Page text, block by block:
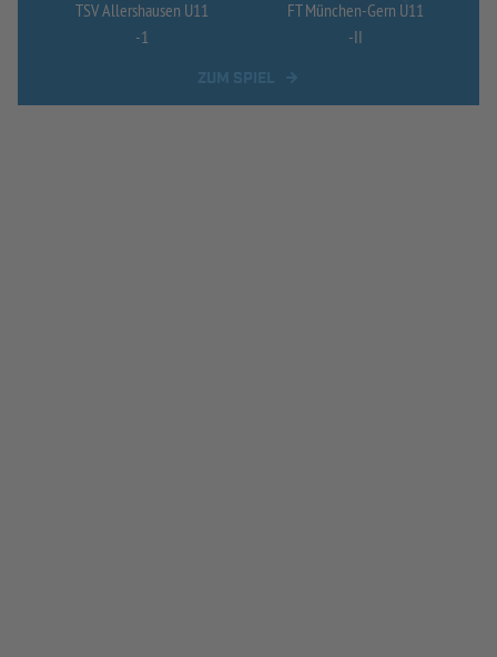
TSV Allershausen U11
-1
FT München-Gern U11
-II